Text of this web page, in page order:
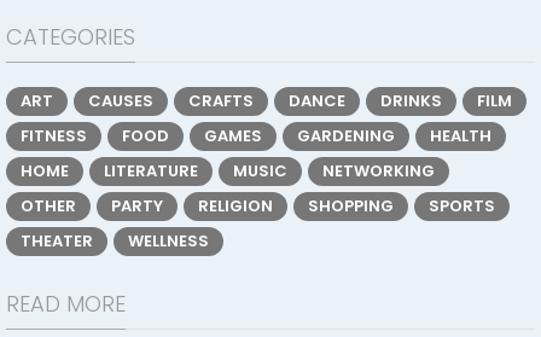
CATEGORIES
ART CAUSES CRAFTS DANCE DRINKS
FILM
FITNESS
FOOD GAMES GARDENING
HEALTH
HOME
LITERATURE MUSIC
NETWORKING
OTHER
PARTY RELIGION SHOPPING
SPORTS
THEATER
WELLNESS
READ MORE